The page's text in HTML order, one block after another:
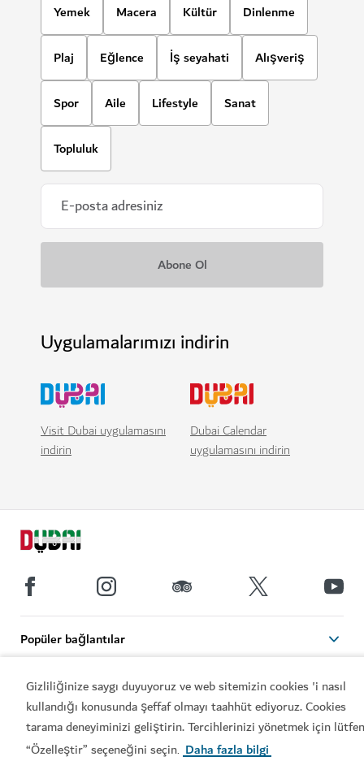
Gizliliğinize saygı duyuyoruz ve web sitemizin cookies 'i nasıl
kullandığı konusunda şeffaf olmayı taahhüt ediyoruz. Cookies
tarama deneyiminizi geliştirin. Tercihlerinizi yönetmek için lütfen
“Özelleştir” seçeneğini seçin. Daha fazla bilgi
Yemek Macera Kültür Dinlenme
Plaj Eğlence İş seyahati Alışveriş
Spor Aile Lifestyle Sanat
Topluluk
Uygulamalarımızı indirin
Visit Dubai uygulamasını
indirin
Dubai Calendar
uygulamasını indirin
Popüler bağlantılar
Faydalı bilgiler
İlgili siteler